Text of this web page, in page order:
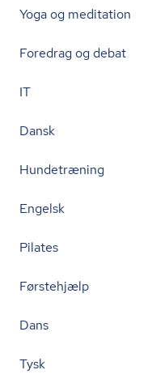
Yoga og meditation
Foredrag og debat
IT
Dansk
Hundetræning
Engelsk
Pilates
Førstehjælp
Dans
Tysk